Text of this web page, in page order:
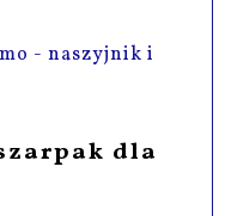
- naszyjnik i
dla